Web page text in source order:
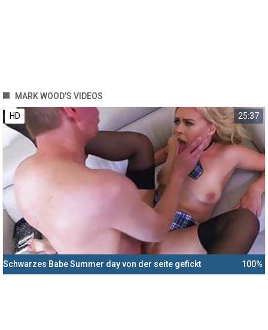
MARK WOOD'S VIDEOS
HD 25:37
Schwarzes Babe Summer day von der seite gefickt 100%